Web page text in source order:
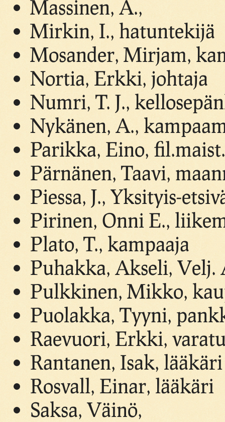
Massinen, A.,
Mirkin, I., hatuntekijä
Mosander, Mirjam,
Nortia, Erkki, johtaja
Numri, T. J.,
Nykänen, A.,
Parikka, Eino, fil.maist.
Pärnänen, Taavi,
Piessa, J., Yksityis-
Pirinen, Onni E.,
Plato, T., kampaaja
Puhakka, Akseli, Velj.
Pulkkinen, Mikko,
Puolakka, Tyyni,
Raevuori, Erkki,
Rantanen, Isak, lääkäri
Rosvall, Einar, lääkäri
Saksa, Väinö,